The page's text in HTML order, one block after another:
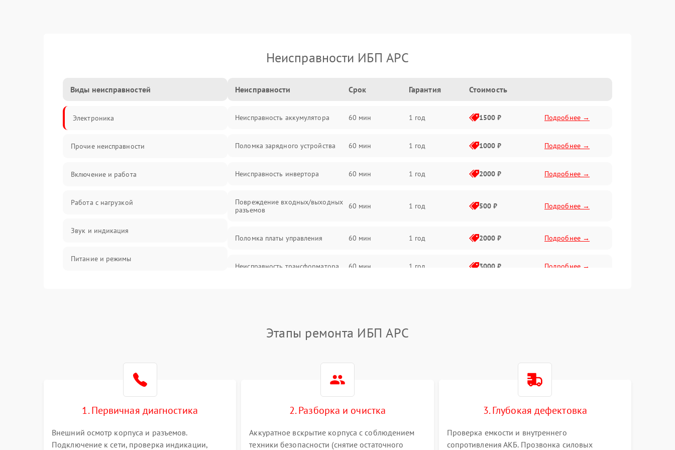
Неисправности ИБП APC
Виды неисправностей
Электроника
Прочие неисправности
Включение и работа
Работа с нагрузкой
Звук и индикация
Питание и режимы
Неисправности Срок Гарантия Стоимость
Неисправность аккумулятора 60 мин 1 год 1500 ₽ Подробнее →
Поломка зарядного устройства 60 мин 1 год 1000 ₽ Подробнее →
Неисправность инвертора 60 мин 1 год 2000 ₽ Подробнее →
Повреждение входных/выходных
разъемов
60 мин 1 год 500 ₽ Подробнее →
Поломка платы управления 60 мин 1 год 2000 ₽ Подробнее →
Неисправность трансформатора 60 мин 1 год 3000 ₽ Подробнее →
Поломка фильтров (EMI/EMC) 60 мин 1000 ₽ Подробнее →
Неисправность системы защиты 60 мин 1500 ₽ Подробнее →
Этапы ремонта ИБП APC
1. Первичная диагностика
Внешний осмотр корпуса и разъемов.
Подключение к сети, проверка индикации,
2. Разборка и очистка
Аккуратное вскрытие корпуса с соблюдением
техники безопасности (снятие остаточного
3. Глубокая дефектовка
Проверка емкости и внутреннего
сопротивления АКБ. Прозвонка силовых